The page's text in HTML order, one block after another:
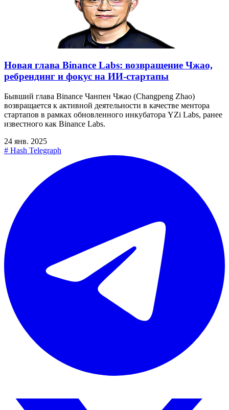
Новая глава Binance Labs: возвращение Чжао,
ребрендинг и фокус на ИИ-стартапы
Бывший глава Binance Чанпен Чжао (Changpeng Zhao)
возвращается к активной деятельности в качестве ментора
стартапов в рамках обновленного инкубатора YZi Labs, ранее
известного как Binance Labs.
24 янв. 2025
# Hash Telegraph